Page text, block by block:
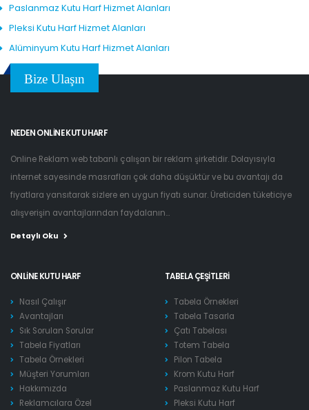
Paslanmaz Kutu Harf Hizmet Alanları
Pleksi Kutu Harf Hizmet Alanları
Alüminyum Kutu Harf Hizmet Alanları
Bize Ulaşın
NEDEN ONLINE KUTU HARF
Online Reklam web tabanlı çalışan bir reklam şirketidir. Dolayısıyla
internet sayesinde masrafları çok daha düşüktür ve bu avantajı da
fiyatlara yansıtarak sizlere en uygun fiyatı sunar. Üreticiden tüketiciye
alışverişin avantajlarından faydalanın...
Detaylı Oku
ONLINE KUTU HARF
Nasıl Çalışır
Avantajları
Sık Sorulan Sorular
Tabela Fiyatları
Tabela Örnekleri
Müşteri Yorumları
Hakkımızda
Reklamcılara Özel
TABELA ÇEŞITLERI
Tabela Örnekleri
Tabela Tasarla
Çatı Tabelası
Totem Tabela
Pilon Tabela
Krom Kutu Harf
Paslanmaz Kutu Harf
Pleksi Kutu Harf